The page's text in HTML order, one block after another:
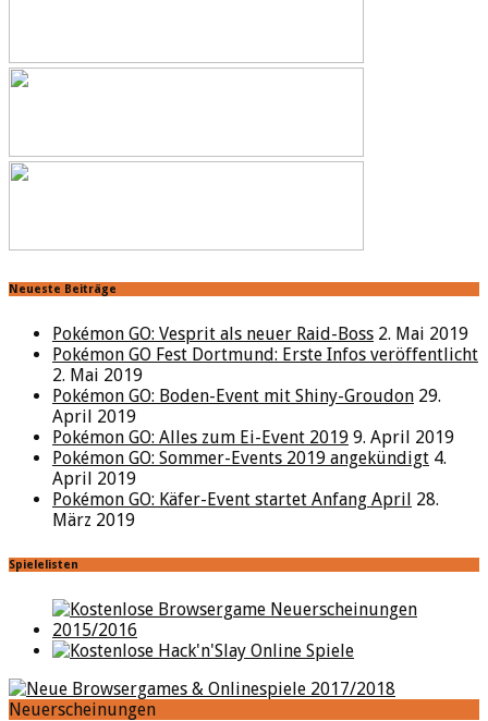
Neueste Beiträge
Pokémon GO: Vesprit als neuer Raid-Boss 2. Mai 2019
Pokémon GO Fest Dortmund: Erste Infos veröffentlicht
2. Mai 2019
Pokémon GO: Boden-Event mit Shiny-Groudon 29.
April 2019
Pokémon GO: Alles zum Ei-Event 2019 9. April 2019
Pokémon GO: Sommer-Events 2019 angekündigt 4.
April 2019
Pokémon GO: Käfer-Event startet Anfang April 28.
März 2019
Spielelisten
Neuerscheinungen